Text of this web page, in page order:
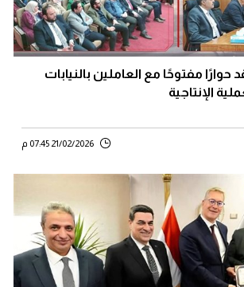
حوارًا مفتوحًا مع العاملين بالنيابات
الإنتاجية
21/02/2026 07:45 م